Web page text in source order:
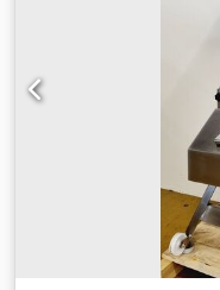
kivitelben minden
Cjdpew S Skwefx Ah
modell robosztus
terjedelem) csatlakozás
970 x 1485 mm,
+
Profitáljon több mint
rosták 10 mm-ig
kiszállítás betanítás &